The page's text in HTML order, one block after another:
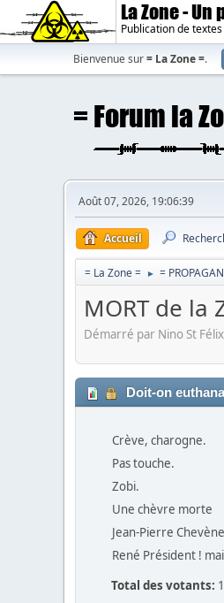
La Zone -
Publication de
Bienvenue sur= La Zone =.
Août 07, 2026, 19:06:39
Accueil
= La Zone = ► =
MORT de la
Démarré par Nino St
Doit-on
Crève, charogne.
Pas touche.
Zobi.
Une chèvre morte
Jean-Pierre
René Président !
Total des votants: